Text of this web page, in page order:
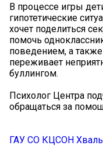
В процессе игры
гипотетические
хочет поделиться
помочь
поведением, а также
переживает
буллингом.
Психолог Центра
обращаться за
ГАУ СО КЦСОН